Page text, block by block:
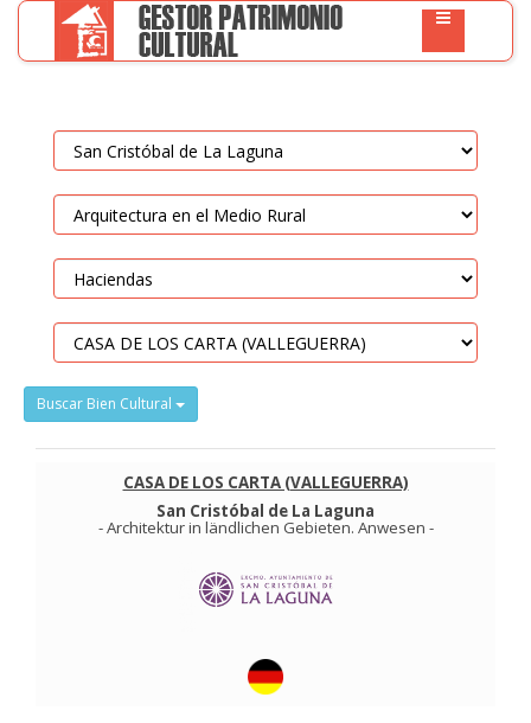
Buscar Bien Cultural
CASA DE LOS CARTA (VALLEGUERRA)
San Cristóbal de La Laguna
-Architektur in ländlichen Gebieten. Anwesen -